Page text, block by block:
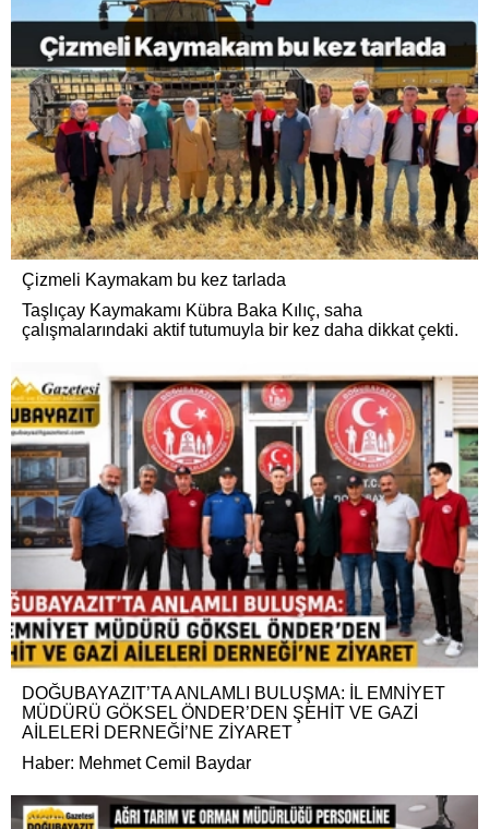
Çizmeli Kaymakam bu kez tarlada
Taşlıçay Kaymakamı Kübra Baka Kılıç, saha
çalışmalarındaki aktif tutumuyla bir kez daha dikkat çekti.
DOĞUBAYAZIT’TA ANLAMLI BULUŞMA: İL EMNİYET
MÜDÜRÜ GÖKSEL ÖNDER’DEN ŞEHİT VE GAZİ
AİLELERİ DERNEĞİ’NE ZİYARET
Haber: Mehmet Cemil Baydar